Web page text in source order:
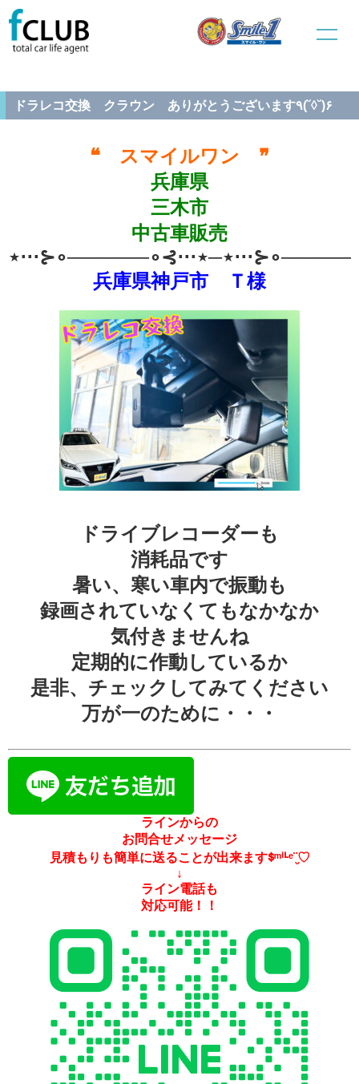
ホーム
ドラレコ交換 クラウン ありがとうございます٩(˘◊˘)۶
ドラレコ交換 クラウン ありがとうございます٩(˘◊˘)۶
❝ スマイルワン ❞
兵庫県
三木市
中古車販売
兵庫県神戸市 Ｔ様
ドライブレコーダーも
消耗品です
暑い、寒い車内で振動も
録画されていなくてもなかなか
気付きませんね
定期的に作動しているか
是非、チェックしてみてください
万が一のために・・・
ラインからの
お問合せメッセージ
見積もりも簡単に送ることが出来ますᙚᵐⁱᒻᵉ¨̮♡
↓
ライン電話も
対応可能！！